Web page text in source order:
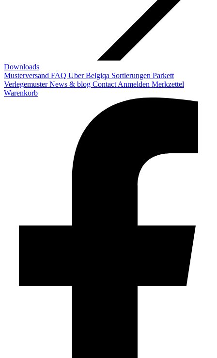
Downloads
Musterversand FAQ Uber Belgiqa Sortierungen Parkett
VerlegemusterNews & blog Contact Anmelden Merkzettel
Warenkorb